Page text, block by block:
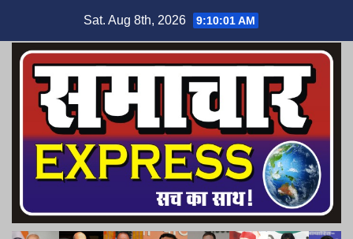
content
Sat. Aug 8th, 2026 9:10:02 AM